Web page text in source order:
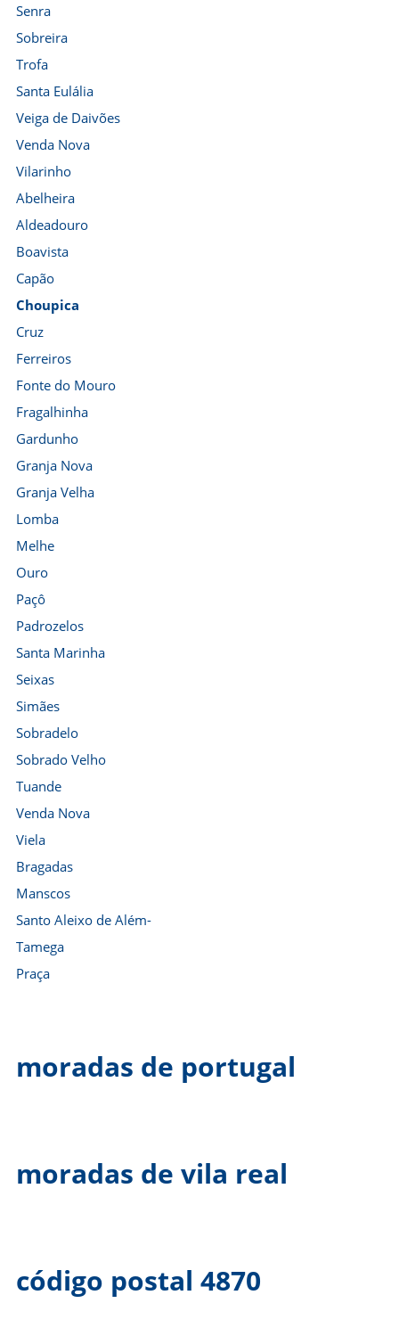
Senra
Sobreira
Trofa
Santa Eulália
Veiga de Daivões
Venda Nova
Vilarinho
Abelheira
Aldeadouro
Boavista
Capão
Choupica
Cruz
Ferreiros
Fonte do Mouro
Fragalhinha
Gardunho
Granja Nova
Granja Velha
Lomba
Melhe
Ouro
Paçô
Padrozelos
Santa Marinha
Seixas
Simães
Sobradelo
Sobrado Velho
Tuande
Venda Nova
Viela
Bragadas
Manscos
Santo Aleixo de Além-
Tamega
Praça
moradas de portugal
moradas de vila real
código postal 4870